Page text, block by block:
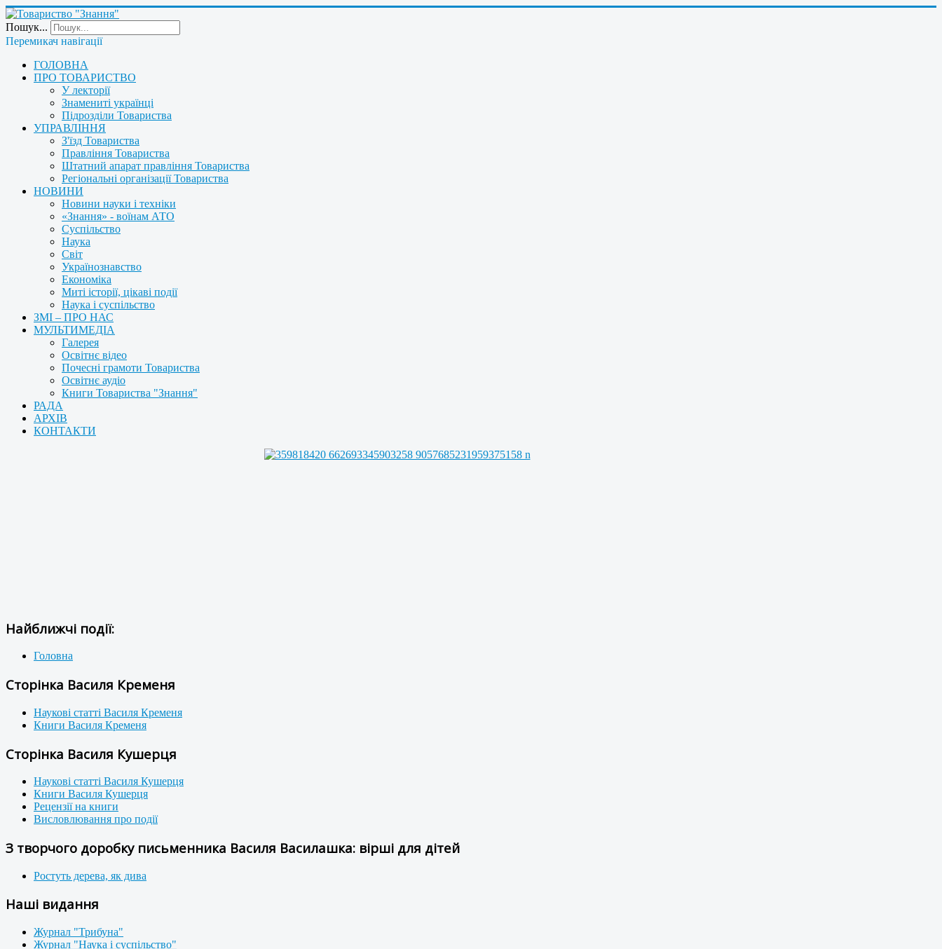
Пошук...
Перемикач навігації
ГОЛОВНА
ПРО ТОВАРИСТВО
У лекторії
Знамениті українці
Підрозділи Товариства
УПРАВЛІННЯ
З'їзд Товариства
Правління Товариства
Штатний апарат правління Товариства
Регіональні організації Товариства
НОВИНИ
Новини науки і техніки
«Знання» - воїнам АТО
Суспільство
Наука
Світ
Українознавство
Економіка
Миті історії, цікаві події
Наука і суспільство
ЗМІ – ПРО НАС
МУЛЬТИМЕДІА
Галерея
Освітнє відео
Почесні грамоти Товариства
Освітнє аудіо
Книги Товариства "Знання"
РАДА
АРХІВ
КОНТАКТИ
Найближчі події:
Головна
Сторінка Василя Кременя
Наукові статті Василя Кременя
Книги Василя Кременя
Сторінка Василя Кушерця
Наукові статті Василя Кушерця
Книги Василя Кушерця
Рецензії на книги
Висловлювання про події
З творчого доробку письменника Василя Василашка: вірші для дітей
Ростуть дерева, як дива
Наші видання
Журнал "Трибуна"
Журнал "Наука і суспільство"